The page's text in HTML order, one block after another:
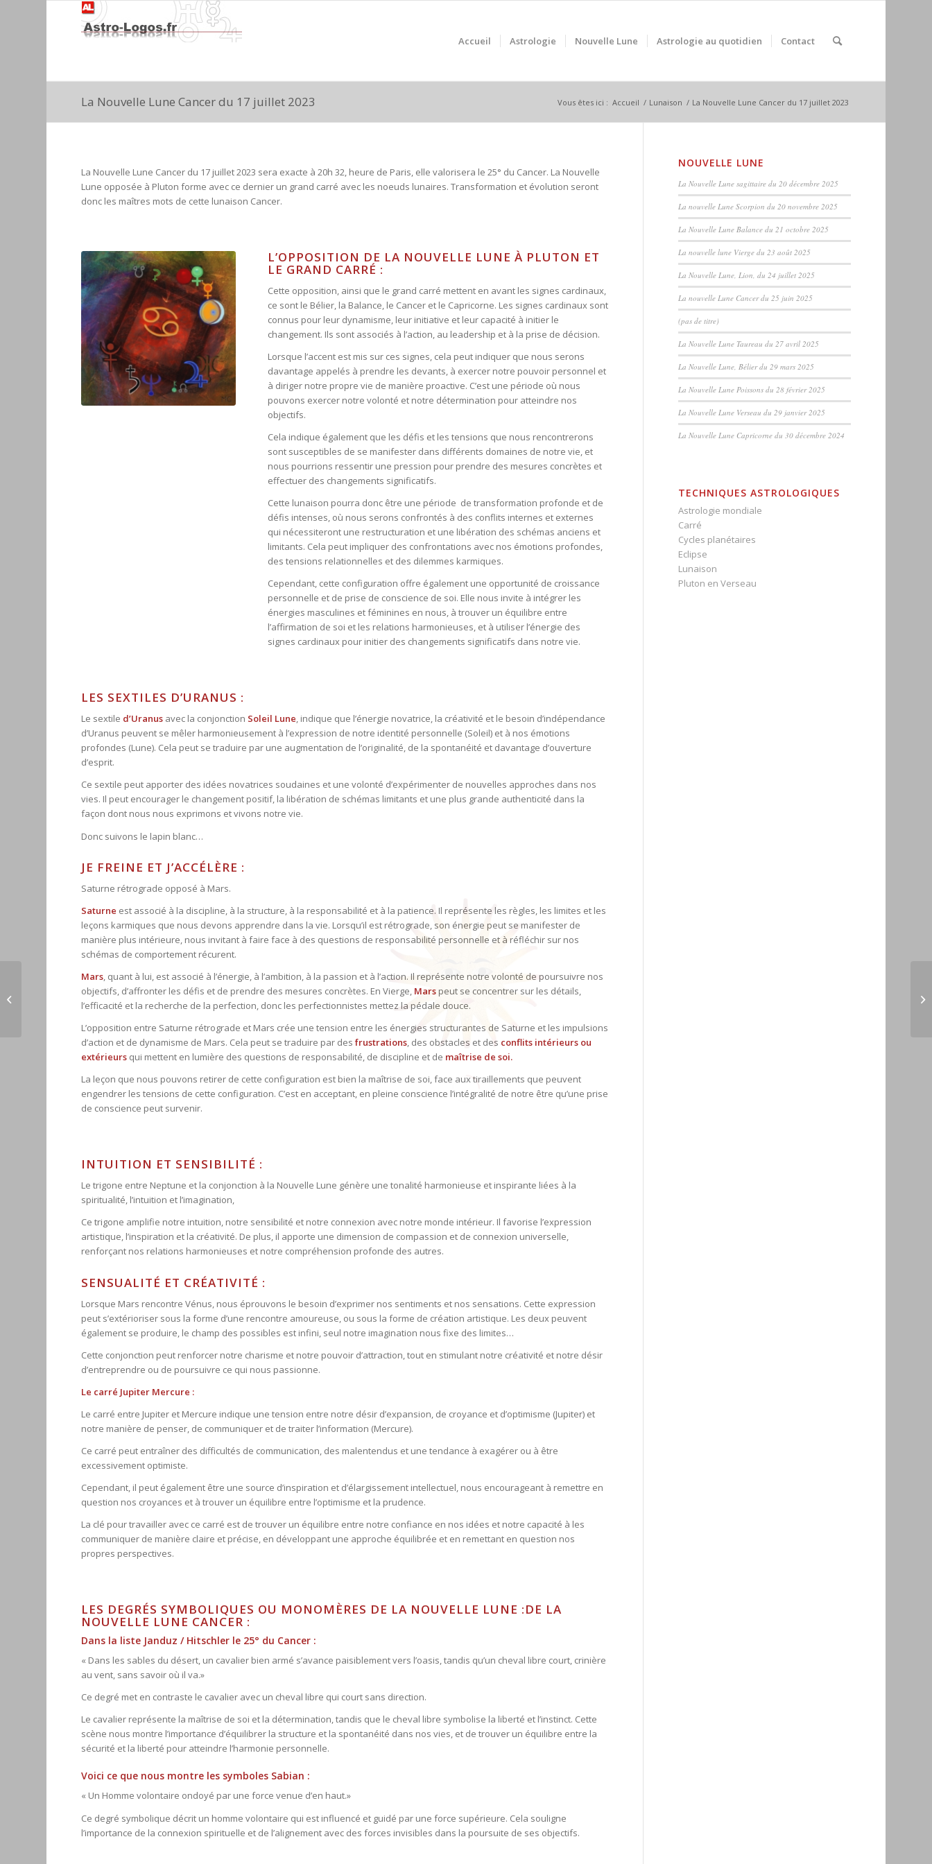
Accueil Astrologie Nouvelle Lune Astrologie au quotidien Contact
La Nouvelle Lune Cancer du 17 juillet 2023 Vous êtes ici : Accueil / Lunaison / La Nouvelle Lune Cancer du 17 juillet 2023
La Nouvelle Lune Cancer du 17 juillet 2023 sera exacte à 20h 32, heure de Paris, elle valorisera le 25° du Cancer. La Nouvelle
Lune opposée à Pluton forme avec ce dernier un grand carré avec les noeuds lunaires. Transformation et évolution seront
donc les maîtres mots de cette lunaison Cancer.
L’OPPOSITION DE LA NOUVELLE LUNE À PLUTON ET
LE GRAND CARRÉ :
Cette opposition, ainsi que le grand carré mettent en avant les signes cardinaux,
ce sont le Bélier, la Balance, le Cancer et le Capricorne. Les signes cardinaux sont
connus pour leur dynamisme, leur initiative et leur capacité à initier le
changement. Ils sont associés à l’action, au leadership et à la prise de décision.
Lorsque l’accent est mis sur ces signes, cela peut indiquer que nous serons
davantage appelés à prendre les devants, à exercer notre pouvoir personnel et
à diriger notre propre vie de manière proactive. C’est une période où nous
pouvons exercer notre volonté et notre détermination pour atteindre nos
objectifs.
Cela indique également que les défis et les tensions que nous rencontrerons
sont susceptibles de se manifester dans différents domaines de notre vie, et
nous pourrions ressentir une pression pour prendre des mesures concrètes et
effectuer des changements significatifs.
Cette lunaison pourra donc être une période de transformation profonde et de
défis intenses, où nous serons confrontés à des conflits internes et externes
qui nécessiteront une restructuration et une libération des schémas anciens et
limitants. Cela peut impliquer des confrontations avec nos émotions profondes,
des tensions relationnelles et des dilemmes karmiques.
Cependant, cette configuration offre également une opportunité de croissance
personnelle et de prise de conscience de soi. Elle nous invite à intégrer les
énergies masculines et féminines en nous, à trouver un équilibre entre
l’affirmation de soi et les relations harmonieuses, et à utiliser l’énergie des
signes cardinaux pour initier des changements significatifs dans notre vie.
LES SEXTILES D’URANUS :
Le sextile d’Uranus avec la conjonction Soleil Lune, indique que l’énergie novatrice, la créativité et le besoin d’indépendance
d’Uranus peuvent se mêler harmonieusement à l’expression de notre identité personnelle (Soleil) et à nos émotions
profondes (Lune). Cela peut se traduire par une augmentation de l’originalité, de la spontanéité et davantage d’ouverture
d’esprit.
Ce sextile peut apporter des idées novatrices soudaines et une volonté d’expérimenter de nouvelles approches dans nos
vies. Il peut encourager le changement positif, la libération de schémas limitants et une plus grande authenticité dans la
façon dont nous nous exprimons et vivons notre vie.
Donc suivons le lapin blanc…
JE FREINE ET J’ACCÉLÈRE :
Saturne rétrograde opposé à Mars.
Saturne est associé à la discipline, à la structure, à la responsabilité et à la patience. Il représente les règles, les limites et les
leçons karmiques que nous devons apprendre dans la vie. Lorsqu’il est rétrograde, son énergie peut se manifester de
manière plus intérieure, nous invitant à faire face à des questions de responsabilité personnelle et à réfléchir sur nos
schémas de comportement récurent.
Mars, quant à lui, est associé à l’énergie, à l’ambition, à la passion et à l’action. Il représente notre volonté de poursuivre nos
objectifs, d’affronter les défis et de prendre des mesures concrètes. En Vierge, Mars peut se concentrer sur les détails,
l’efficacité et la recherche de la perfection, donc les perfectionnistes mettez la pédale douce.
L’opposition entre Saturne rétrograde et Mars crée une tension entre les énergies structurantes de Saturne et les impulsions
d’action et de dynamisme de Mars. Cela peut se traduire par desfrustrations, des obstacles et des conflits intérieurs ou
extérieurs qui mettent en lumière des questions de responsabilité, de discipline et de maîtrise de soi.
La leçon que nous pouvons retirer de cette configuration est bien la maîtrise de soi, face aux tiraillements que peuvent
engendrer les tensions de cette configuration. C’est en acceptant, en pleine conscience l’intégralité de notre être qu’une prise
de conscience peut survenir.
INTUITION ET SENSIBILITÉ :
Le trigone entre Neptune et la conjonction à la Nouvelle Lune génère une tonalité harmonieuse et inspirante liées à la
spiritualité, l’intuition et l’imagination,
Ce trigone amplifie notre intuition, notre sensibilité et notre connexion avec notre monde intérieur. Il favorise l’expression
artistique, l’inspiration et la créativité. De plus, il apporte une dimension de compassion et de connexion universelle,
renforçant nos relations harmonieuses et notre compréhension profonde des autres.
SENSUALITÉ ET CRÉATIVITÉ :
Lorsque Mars rencontre Vénus, nous éprouvons le besoin d’exprimer nos sentiments et nos sensations. Cette expression
peut s’extérioriser sous la forme d’une rencontre amoureuse, ou sous la forme de création artistique. Les deux peuvent
également se produire, le champ des possibles est infini, seul notre imagination nous fixe des limites…
Cette conjonction peut renforcer notre charisme et notre pouvoir d’attraction, tout en stimulant notre créativité et notre désir
d’entreprendre ou de poursuivre ce qui nous passionne.
Le carré Jupiter Mercure :
Le carré entre Jupiter et Mercure indique une tension entre notre désir d’expansion, de croyance et d’optimisme (Jupiter) et
notre manière de penser, de communiquer et de traiter l’information (Mercure).
Ce carré peut entraîner des difficultés de communication, des malentendus et une tendance à exagérer ou à être
excessivement optimiste.
Cependant, il peut également être une source d’inspiration et d’élargissement intellectuel, nous encourageant à remettre en
question nos croyances et à trouver un équilibre entre l’optimisme et la prudence.
La clé pour travailler avec ce carré est de trouver un équilibre entre notre confiance en nos idées et notre capacité à les
communiquer de manière claire et précise, en développant une approche équilibrée et en remettant en question nos
propres perspectives.
LES DEGRÉS SYMBOLIQUES OU MONOMÈRES DE LA NOUVELLE LUNE :DE LA
NOUVELLE LUNE CANCER :
Dans la liste Janduz / Hitschler le 25° du Cancer :
« Dans les sables du désert, un cavalier bien armé s’avance paisiblement vers l’oasis, tandis qu’un cheval libre court, crinière
au vent, sans savoir où il va.»
Ce degré met en contraste le cavalier avec un cheval libre qui court sans direction.
Le cavalier représente la maîtrise de soi et la détermination, tandis que le cheval libre symbolise la liberté et l’instinct. Cette
scène nous montre l’importance d’équilibrer la structure et la spontanéité dans nos vies, et de trouver un équilibre entre la
sécurité et la liberté pour atteindre l’harmonie personnelle.
Voici ce que nous montre les symboles Sabian :
« Un Homme volontaire ondoyé par une force venue d’en haut.»
Ce degré symbolique décrit un homme volontaire qui est influencé et guidé par une force supérieure. Cela souligne
l’importance de la connexion spirituelle et de l’alignement avec des forces invisibles dans la poursuite de ses objectifs.
NOUVELLE LUNE
La Nouvelle Lune sagittaire du 20 décembre 2025
La nouvelle Lune Scorpion du 20 novembre 2025
La Nouvelle Lune Balance du 21 octobre 2025
La nouvelle lune Vierge du 23 août 2025
La Nouvelle Lune, Lion, du 24 juillet 2025
La nouvelle Lune Cancer du 25 juin 2025
(pas de titre)
La Nouvelle Lune Taureau du 27 avril 2025
La Nouvelle Lune, Bélier du 29 mars 2025
La Nouvelle Lune Poissons du 28 février 2025
La Nouvelle Lune Verseau du 29 janvier 2025
La Nouvelle Lune Capricorne du 30 décembre 2024
TECHNIQUES ASTROLOGIQUES
Astrologie mondiale
Carré
Cycles planétaires
Eclipse
Lunaison
Pluton en Verseau
La Nouvelle Lune,
Gémeaux du 18 juin